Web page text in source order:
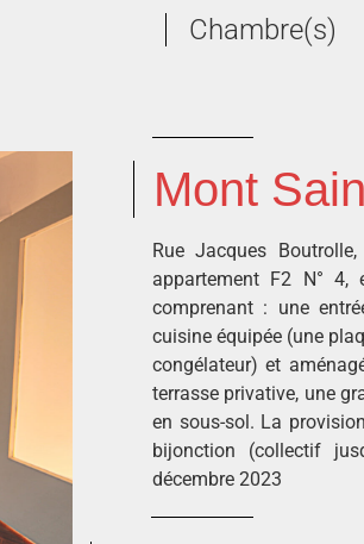
Chambre(s)
Mont
Rue Jacques Boutrolle,
appartement F2 N° 4,
comprenant : une
cuisine équipée (une
congélateur) et
terrasse privative, une
en sous-sol. La
bijonction (collectif
décembre 2023